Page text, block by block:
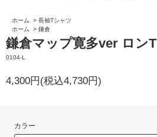
ホーム > 長袖Tシャツ
ホーム
> 鎌倉
鎌倉マップ寛多ver ロンT
0104-L
4,300円(税込4,730円)
カラー